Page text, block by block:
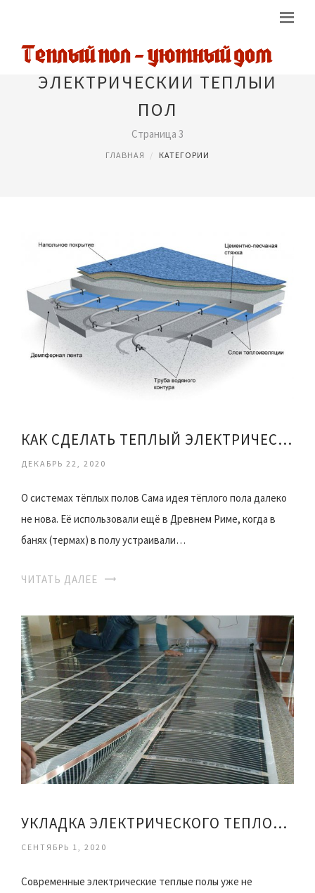
ЭЛЕКТРИЧЕСКИЙ ТЕПЛЫЙ
ПОЛ
Страница 3
ГЛАВНАЯ КАТЕГОРИИ
КАК СДЕЛАТЬ ТЕПЛЫЙ ЭЛЕКТРИЧЕСКИЙ ПОЛ ПОД ПЛИТКУ
ДЕКАБРЬ 22, 2020
О системах тёплых полов Сама идея тёплого пола далеко
не нова. Её использовали ещё в Древнем Риме, когда в
банях (термах) в полу устраивали…
ЧИТАТЬ ДАЛЕЕ
УКЛАДКА ЭЛЕКТРИЧЕСКОГО ТЕПЛОГО ПОЛА
СЕНТЯБРЬ 1, 2020
Современные электрические теплые полы уже не